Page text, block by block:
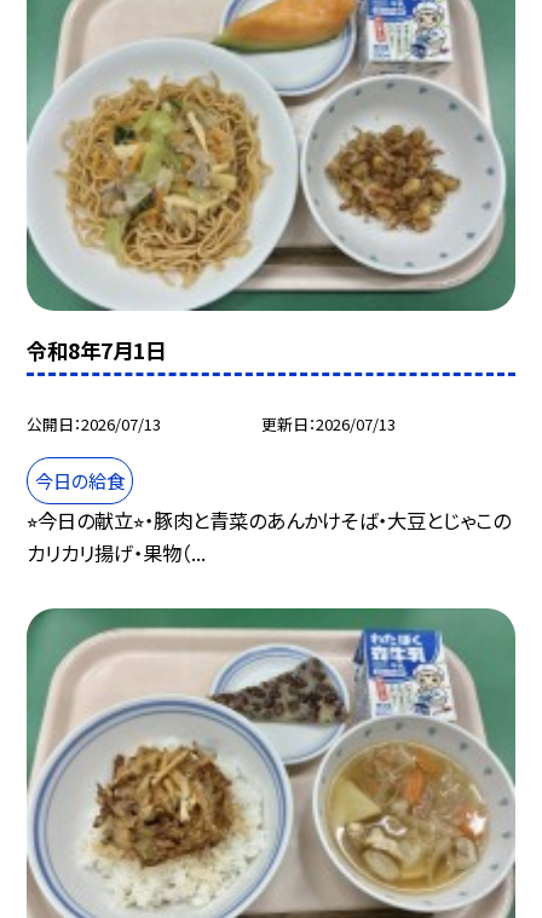
令和8年7月1日
公開日 2026/07/13 更新日 2026/07/13
今日の給食
⭐︎今日の献立⭐︎・豚肉と青菜のあんかけそば・大豆とじゃこの
カリカリ揚げ・果物（...